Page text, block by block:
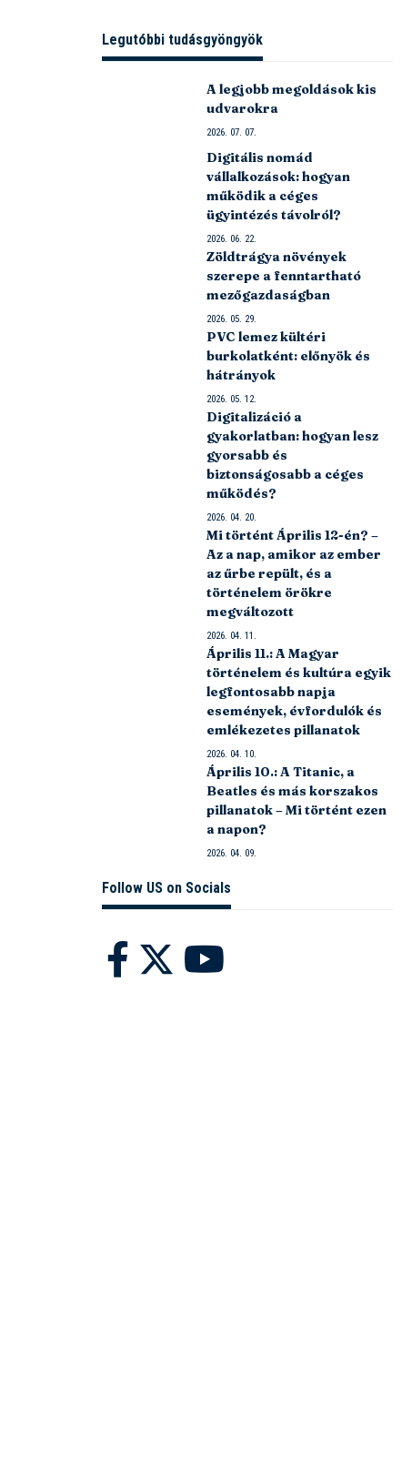
Legutóbbi tudásgyöngyök
A legjobb megoldások kis
udvarokra
2026. 07. 07.
Digitális nomád
vállalkozások: hogyan
működik a céges
ügyintézés távolról?
2026. 06. 22.
Zöldtrágya növények
szerepe a fenntartható
mezőgazdaságban
2026. 05. 29.
PVC lemez kültéri
burkolatként: előnyök és
hátrányok
2026. 05. 12.
Digitalizáció a
gyakorlatban: hogyan lesz
gyorsabb és
biztonságosabb a céges
működés?
2026. 04. 20.
Mi történt Április 12-én? –
Az a nap, amikor az ember
az űrbe repült, és a
történelem örökre
megváltozott
2026. 04. 11.
Április 11.: A Magyar
történelem és kultúra egyik
legfontosabb napja
események, évfordulók és
emlékezetes pillanatok
2026. 04. 10.
Április 10.: A Titanic, a
Beatles és más korszakos
pillanatok – Mi történt ezen
a napon?
2026. 04. 09.
Follow US on Socials